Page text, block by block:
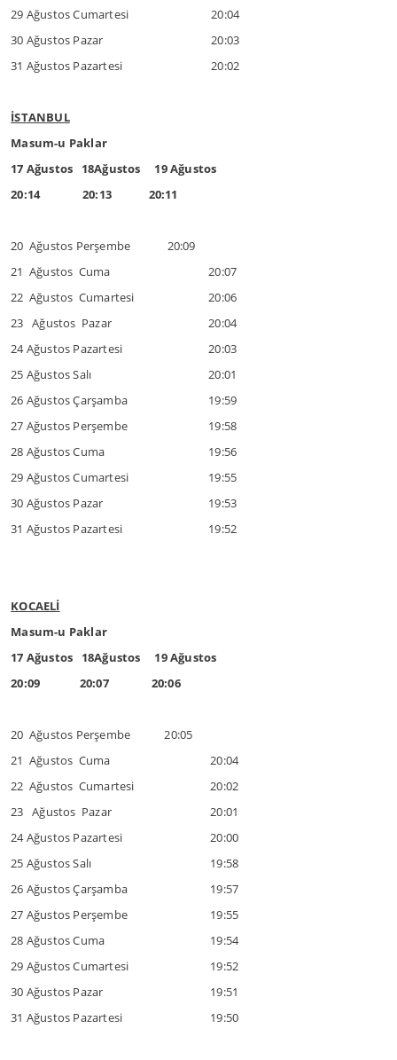
29 Ağustos Cumartesi
20:04
30 Ağustos Pazar
20:03
31 Ağustos Pazartesi
20:02
İSTANBUL
Masum-u Paklar
17 Ağustos 18Ağustos 19 Ağustos
20:14 20:13 20:11
20 Ağustos Perşembe 20:09
21 Ağustos Cuma
20:07
22 Ağustos Cumartesi
20:06
23 Ağustos Pazar
20:04
24 Ağustos Pazartesi
20:03
25 Ağustos Salı
20:01
26 Ağustos Çarşamba
19:59
27 Ağustos Perşembe
19:58
28 Ağustos Cuma
19:56
29 Ağustos Cumartesi
19:55
30 Ağustos Pazar
19:53
31 Ağustos Pazartesi
19:52
KOCAELİ
Masum-u Paklar
17 Ağustos 18Ağustos 19 Ağustos
20:09 20:07 20:06
20 Ağustos Perşembe 20:05
21 Ağustos Cuma
20:04
22 Ağustos Cumartesi
20:02
23 Ağustos Pazar
20:01
24 Ağustos Pazartesi
20:00
25 Ağustos Salı
19:58
26 Ağustos Çarşamba
19:57
27 Ağustos Perşembe
19:55
28 Ağustos Cuma
19:54
29 Ağustos Cumartesi
19:52
30 Ağustos Pazar
19:51
31 Ağustos Pazartesi
19:50